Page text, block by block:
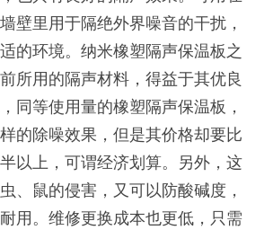
壁里用于隔绝外界噪音的干扰，
的环境。纳米橡塑隔声保温板之
所用的隔声材料，得益于其优良
同等使用量的橡塑隔声保温板，
的除噪效果，但是其价格却要比
以上，可谓经济划算。另外，这
、鼠的侵害，又可以防酸碱度，
用。维修更换成本也更低，只需